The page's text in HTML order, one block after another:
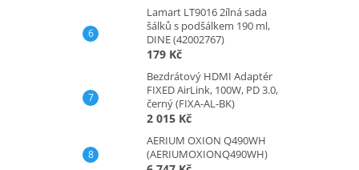
Lamart LT9016 2ílná sada
šálků s podšálkem 190 ml,
DINE (42002767)
179 Kč
Bezdrátový HDMI Adaptér
FIXED AirLink, 100W, PD 3.0,
černý (FIXA-AL-BK)
2 015 Kč
AERIUM OXION Q490WH
(AERIUMOXIONQ490WH)